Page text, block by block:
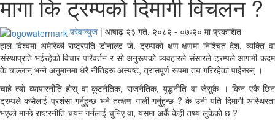
मागा कि ट्रम्पकाे दिमागी विचलन ?
परेवान्युज | आषाढ़ २३ गते, २०८२ - ०७ः२० मा प्रकाशित
हाल विश्वमा अमेरिकी राष्ट्रपति डाेनाल्ड जे. ट्रम्पकाे क्षण-क्षणमा निश्चित देश, व्यक्ति वा
संस्थाप्रति भईरहेकाे विचार परिवर्तन र साे अनुरूपकाे व्यवहारले संसारले ट्रम्पले आगामी कदम
के चाल्लान् भन्ने अनुमानमा धेरै नीतिहरू अस्पष्ट, त्रासपूर्ण रूपमा तय गरिरहेका पाईन्छन् ।
चाहे त्याे व्यापारनीति हाेस् वा कूटनैतिक, राजनैतिक, युद्धनीति वा जेसुकै । किन एकै छिन
ट्रम्पले कसैलाई प्रशंसा गर्नुहुन्छ भने तत्क्षण गाली गर्नुहुन्छ ? के उनी यति दिमागी अस्थिरता
भएकाे मान्छे राष्टरनीति चयन गर्नलाई चुनिए वा, यसमा अर्कै केही तथ्य लुकेकाे छ ?